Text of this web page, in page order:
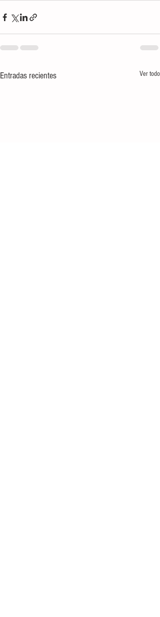
Entradas recientes Ver todo